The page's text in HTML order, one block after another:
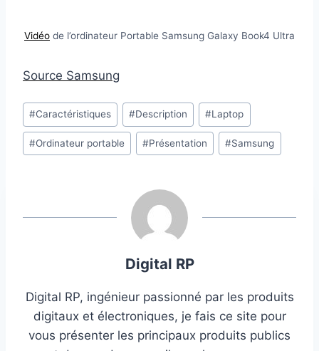
Vidéo de l’ordinateur Portable Samsung Galaxy Book4 Ultra
Source Samsung
Étiquettes
de
la
#Caractéristiques #Description #Laptop
#Ordinateur portable #Présentation #Samsung
Digital RP
Digital RP, ingénieur passionné par les produits
digitaux et électroniques, je fais ce site pour
vous présenter les principaux produits publics